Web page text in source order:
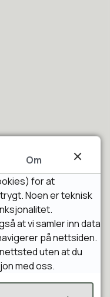
etter?
Om
for at
Noen er teknisk
at vi samler inn data
på nettsiden.
uten at du
med oss.